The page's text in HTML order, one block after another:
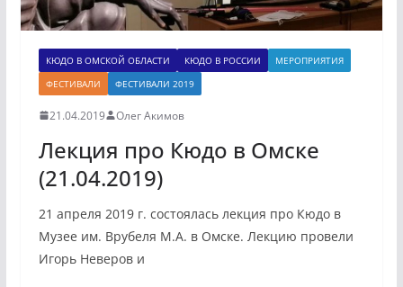
КЮДО В ОМСКОЙ ОБЛАСТИ КЮДО В РОССИИ
МЕРОПРИЯТИЯ
ФЕСТИВАЛИ
ФЕСТИВАЛИ 2019
21.04.2019 Олег Акимов
Лекция про Кюдо в Омске
(21.04.2019)
21 апреля 2019 г. состоялась лекция про Кюдо в
Музее им. Врубеля М.А. в Омске. Лекцию провели
Игорь Неверов и